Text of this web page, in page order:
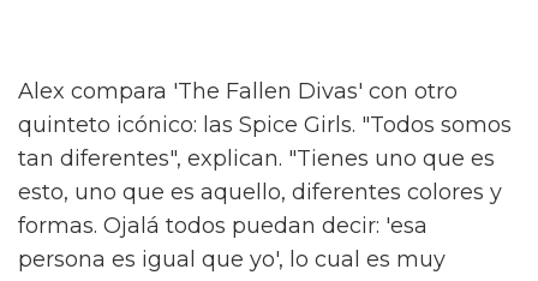
como queer".
Hacen una interesante distinción de que "no
es nada como lo que he visto" respecto a la
televisión británica. Al ser preguntado sobre
cómo se relaciona con algo como 'Pose', Alex